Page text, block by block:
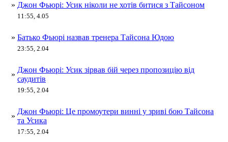
» Джон Фьюрі: Усик ніколи не хотів битися з Тайсоном
11:55, 4.05
» Батько Фьюрі назвав тренера Тайсона Юдою
23:55, 2.04
»
Джон Фьюрі: Усик зірвав бій через пропозицію від
саудитів
19:55, 2.04
»
Джон Фьюрі: Це промоутери винні у зриві бою Тайсона
та Усика
17:55, 2.04